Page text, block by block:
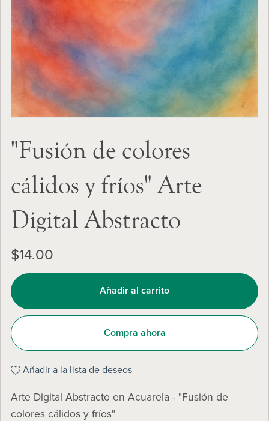
"Fusión de colores
cálidos y fríos" Arte
Digital Abstracto
$14.00
Añadir al carrito
Compra ahora
Añadir a la lista de deseos
Arte Digital Abstracto en Acuarela - "Fusión de
colores cálidos y fríos"